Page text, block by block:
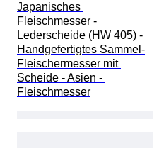
Japanisches
Fleischmesser -
Lederscheide (HW 405) -
Handgefertigtes Sammel-
Fleischermesser mit
Scheide - Asien -
Fleischmesser